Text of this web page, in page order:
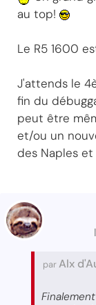
au top!
Le R5 1600
J'attends le
fin du
peut être
et/ou un
des Naples et
parAlx